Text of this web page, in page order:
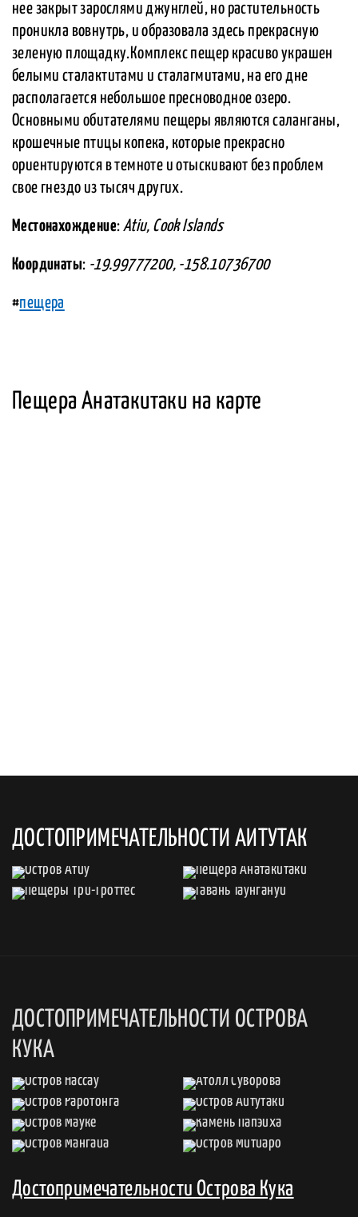
нее закрыт зарослями джунглей, но растительность
проникла вовнутрь, и образовала здесь прекрасную
зеленую площадку.Комплекс пещер красиво украшен
белыми сталактитами и сталагмитами, на его дне
располагается небольшое пресноводное озеро.
Основными обитателями пещеры являются саланганы,
крошечные птицы копека, которые прекрасно
ориентируются в темноте и отыскивают без проблем
свое гнездо из тысяч других.
Местонахождение: Atiu, Cook Islands
Координаты: -19.99777200, -158.10736700
#пещера
Пещера Анатакитаки на карте
ДОСТОПРИМЕЧАТЕЛЬНОСТИ АИТУТАК
ДОСТОПРИМЕЧАТЕЛЬНОСТИ ОСТРОВА
КУКА
Достопримечательности Острова Кука